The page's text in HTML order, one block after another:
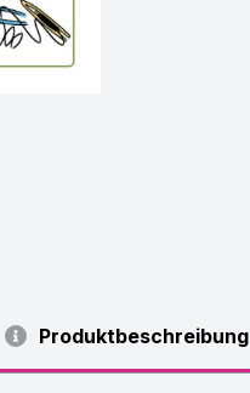
Produktbeschreibung